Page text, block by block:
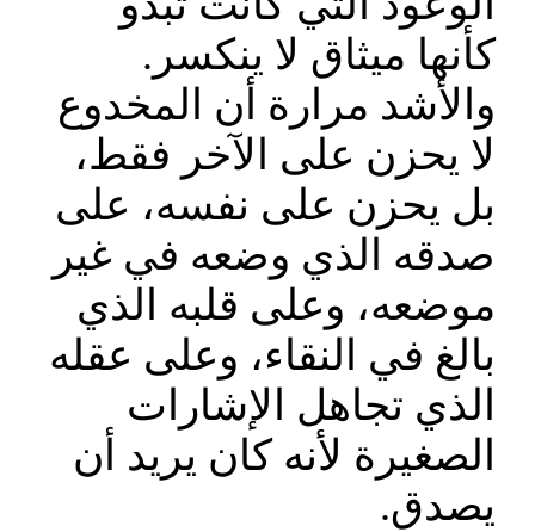
كأنها ميثاق لا ينكسر.
والأشد مرارة أن المخدوع
لا يحزن على الآخر فقط،
بل يحزن على نفسه، على
صدقه الذي وضعه في غير
موضعه، وعلى قلبه الذي
بالغ في النقاء، وعلى عقله
الذي تجاهل الإشارات
الصغيرة لأنه كان يريد أن
يصدق.